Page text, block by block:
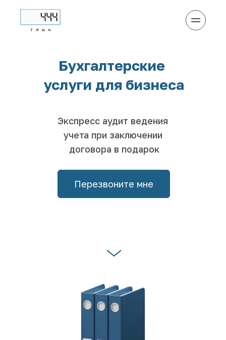
Бухгалтерские
услуги для бизнеса
Перезвоните мне
Экспресс аудит ведения
учета при заключении
договора в подарок